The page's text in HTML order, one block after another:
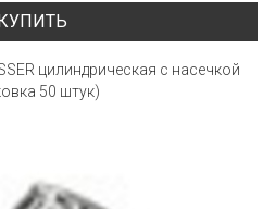
цилиндрическая с насечкой
50 штук)